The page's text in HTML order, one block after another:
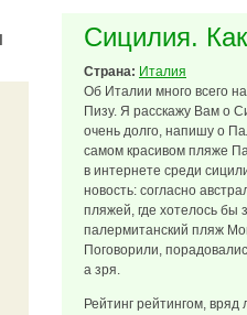
Сицилия.
Страна: Италия
Об Италии много всего
Пизу. Я расскажу Вам о
очень долго, напишу о
самом красивом пляже
в интернете среди
новость: согласно
пляжей, где хотелось
палермитанский пляж
Поговорили,
а зря.
Рейтинг рейтингом,